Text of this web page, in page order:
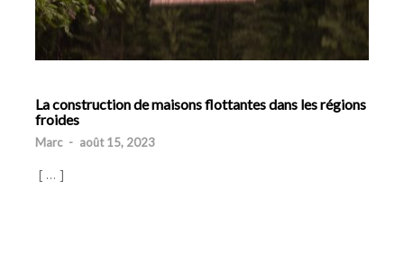
La construction de maisons flottantes dans les régions
froides
Marc - août 15, 2023
[ … ]